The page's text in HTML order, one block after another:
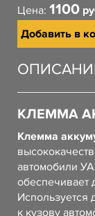
Цена: 1100
Добавить в
КЛЕММА
Клемма
автомобили
обеспечивает
Используется
к кузову